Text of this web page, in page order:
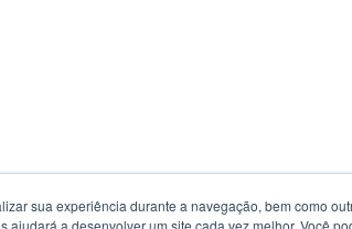
sua experiência durante a navegação, bem como
a desenvolver um site cada vez melhor. Você